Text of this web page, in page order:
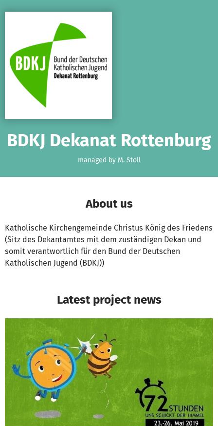
BDKJ Dekanat Rottenburg
managed by M. Stoll
About us
Katholische Kirchengemeinde Christus König des Friedens
(Sitz des Dekantamtes mit dem zuständigen Dekan und
somit verantwortlich für den Bund der Deutschen
Katholischen Jugend (BDKJ))
Latest project news